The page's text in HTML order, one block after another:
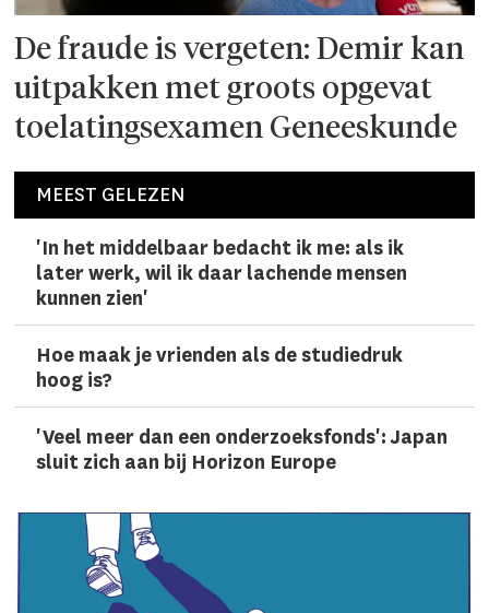
De fraude is vergeten: Demir kan
uitpakken met groots opgevat
toelatingsexamen Geneeskunde
MEEST GELEZEN
'In het middelbaar bedacht ik me: als ik
later werk, wil ik daar lachen­de mensen
kunnen zien'
Hoe maak je vrienden als de studiedruk
hoog is?
'Veel meer dan een onderzoeks­fonds': Japan
sluit zich aan bij Horizon Europe